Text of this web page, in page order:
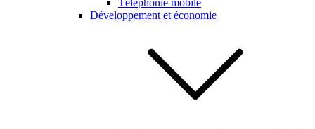
Téléphonie mobile
Développement et économie